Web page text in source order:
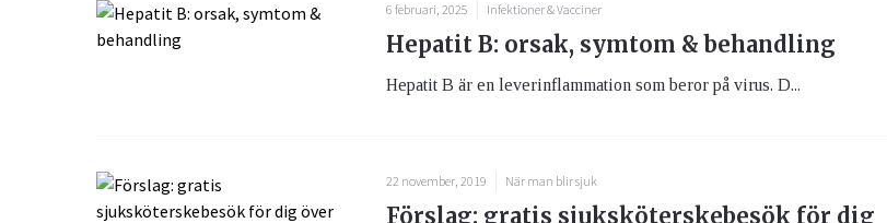
6 februari, 2025 Infektioner & Vacciner
Hepatit B: orsak, symtom & behandling
Hepatit B är en leverinflammation som beror på virus. D...
22 november, 2019 När man blir sjuk
Förslag: gratis sjuksköterskebesök för dig